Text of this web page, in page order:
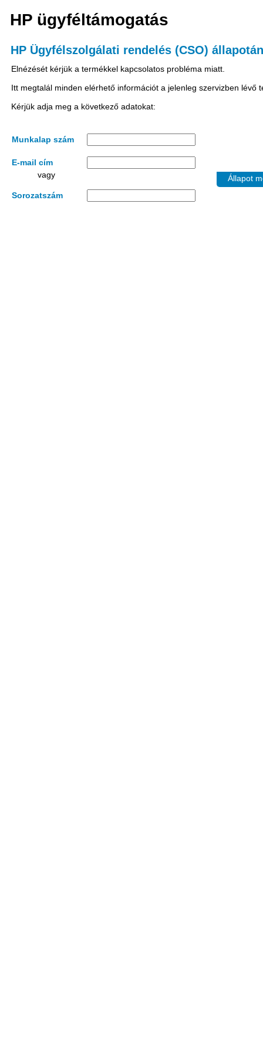
HP ügyféltámogatás
HP Ügyfélszolgálati rendelés (CSO)
Elnézését kérjük a termékkel kapcsolatos probléma miatt.
Itt megtalál minden elérhető információt a jelenleg szervizben lévő
Kérjük adja meg a következő adatokat:
Munkalap szám
E-mail cím
vagy
Állapot
Sorozatszám